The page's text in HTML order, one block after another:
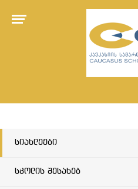
სიახლეები
სკოლის შესახებ